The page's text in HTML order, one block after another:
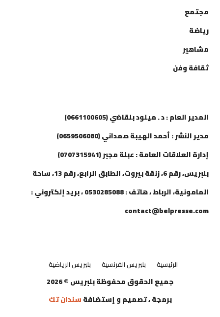
مجتمع
رياضة
مشاهير
ثقافة وفن
المدير العام : د . ميلود بلقاضي (0661100605)
مدير النشر : أحمد الهيبة صمداني (0659506080)
إدارة العلاقات العامة : عبلة مجبر (0707315941)
بلبريس، رقم 6، زنقة بيروت، الطابق الرابع، رقم 13، ساحة
المامونية، الرباط ، هاتف : 0530285088 ، بريد إلكتروني :
contact@belpresse.com
الرئيسية بلبريس الفرنسية بلبريس الرياضية
جميع الحقوق محفوظة بلبريس © 2026
برمجة ، تصميم و إستضافةسندان تك